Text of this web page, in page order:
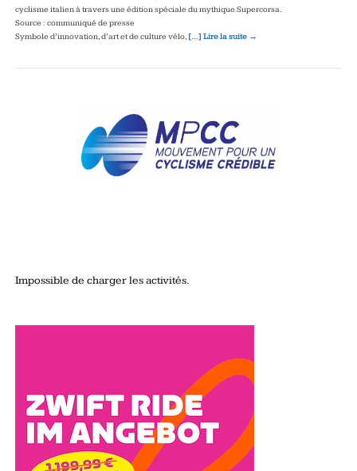
cyclisme italien à travers une édition spéciale du mythique Supercorsa.
Source : communiqué de presse
Symbole d’innovation, d’art et de culture vélo, […] Lire la suite →
Impossible de charger les activités.